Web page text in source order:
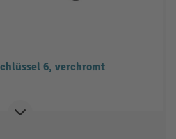
6, verchromt